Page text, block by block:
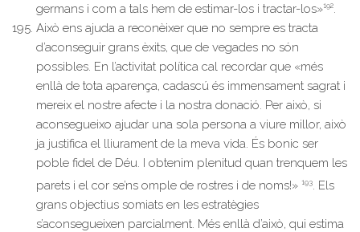
germans i com a tals hem de estimar-los i tractar-los»192.
Això ens ajuda a reconèixer que no sempre es tracta
d’aconseguir grans èxits, que de vegades no són
possibles. En l’activitat política cal recordar que «més
enllà de tota aparença, cadascú és immensament sagrat i
mereix el nostre afecte i la nostra donació. Per això, si
aconsegueixo ajudar una sola persona a viure millor, això
ja justifica el lliurament de la meva vida. És bonic ser
poble fidel de Déu. I obtenim plenitud quan trenquem les
parets i el cor se’ns omple de rostres i de noms!» 193. Els
grans objectius somiats en les estratègies
s’aconsegueixen parcialment. Més enllà d’això, qui estima